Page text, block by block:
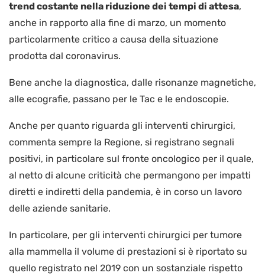
trend costante nella riduzione dei tempi di attesa,
anche in rapporto alla fine di marzo, un momento
particolarmente critico a causa della situazione
prodotta dal coronavirus.
Bene anche la diagnostica, dalle risonanze magnetiche,
alle ecografie, passano per le Tac e le endoscopie.
Anche per quanto riguarda gli interventi chirurgici,
commenta sempre la Regione, si registrano segnali
positivi, in particolare sul fronte oncologico per il quale,
al netto di alcune criticità che permangono per impatti
diretti e indiretti della pandemia, è in corso un lavoro
delle aziende sanitarie.
In particolare, per gli interventi chirurgici per tumore
alla mammella il volume di prestazioni si è riportato su
quello registrato nel 2019 con un sostanziale rispetto